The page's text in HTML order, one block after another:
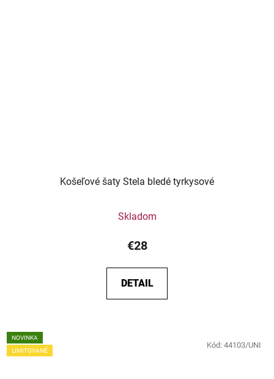
Košeľové šaty Stela bledé tyrkysové
Skladom
€28
DETAIL
NOVINKA
LIMITOVANÉ
Kód: 44103/UNI